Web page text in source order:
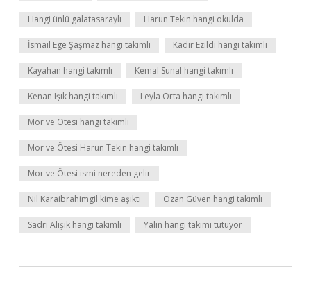
Hangi ünlü galatasaraylı Harun Tekin hangi okulda
İsmail Ege Şaşmaz hangi takımlı Kadir Ezildi hangi takımlı
Kayahan hangi takımlı Kemal Sunal hangi takımlı
Kenan Işık hangi takımlı Leyla Orta hangi takımlı
Mor ve Ötesi hangi takımlı
Mor ve Ötesi Harun Tekin hangi takımlı
Mor ve Ötesi ismi nereden gelir
Nil Karaibrahimgil kime aşıktı Ozan Güven hangi takımlı
Sadri Alışık hangi takımlı Yalın hangi takımı tutuyor